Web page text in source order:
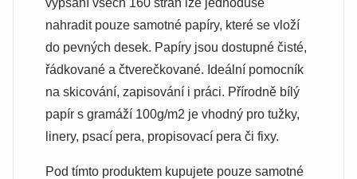
vypsání všech 160 stran lze jednoduše
nahradit pouze samotné papíry, které se vloží
do pevných desek. Papíry jsou dostupné čisté,
řádkované a čtverečkované. Ideální pomocník
na skicování, zapisování i práci. Přírodně bílý
papír s gramáží 100g/m2 je vhodný pro tužky,
linery, psací pera, propisovací pera či fixy.
Pod tímto produktem kupujete pouze samotné